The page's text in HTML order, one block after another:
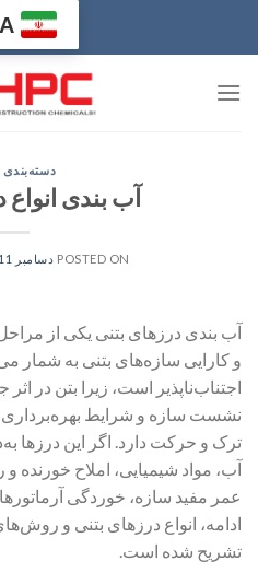
آب بندی انواع
POSTED ON دسامبر 11, 2025
آب بندی درزهای بتنی یکی از
و کارایی سازه‌های بتنی به شمار
اجتناب‌ناپذیر است، زیرا بتن در
نشست سازه و شرایط بهره‌برداری
ترک و حرکت دارد. اگر این درزها
آب، مواد شیمیایی، املاح
عمر مفید سازه، خوردگی
ادامه، انواع درزهای بتنی و
تشریح شده است.